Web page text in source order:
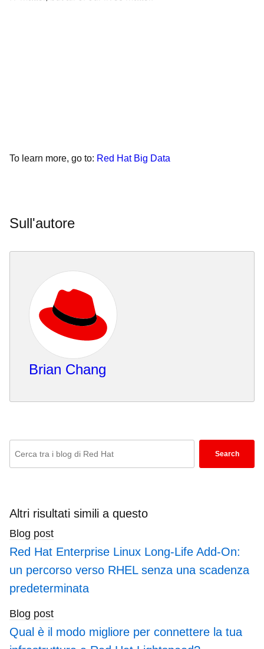
To learn more, go to: Red Hat Big Data
Sull'autore
Brian Chang
search
blogs
Search
Altri risultati simili a questo
Blog post
Red Hat Enterprise Linux Long-Life Add-On:
un percorso verso RHEL senza una scadenza
predeterminata
Blog post
Qual è il modo migliore per connettere la tua